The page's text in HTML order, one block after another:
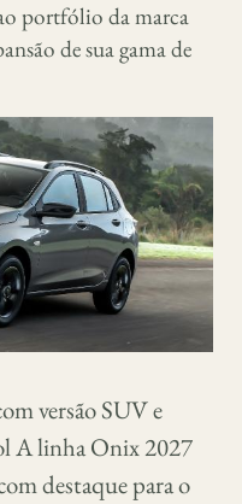
portfólio da marca
de sua gama de
versão SUV e
A linha Onix 2027
destaque para o